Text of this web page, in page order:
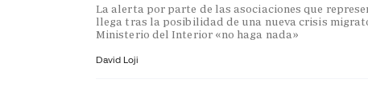
La alerta por parte de las asociaciones que
llega tras la posibilidad de una nueva crisis
Ministerio del Interior «no haga nada»
David Loji